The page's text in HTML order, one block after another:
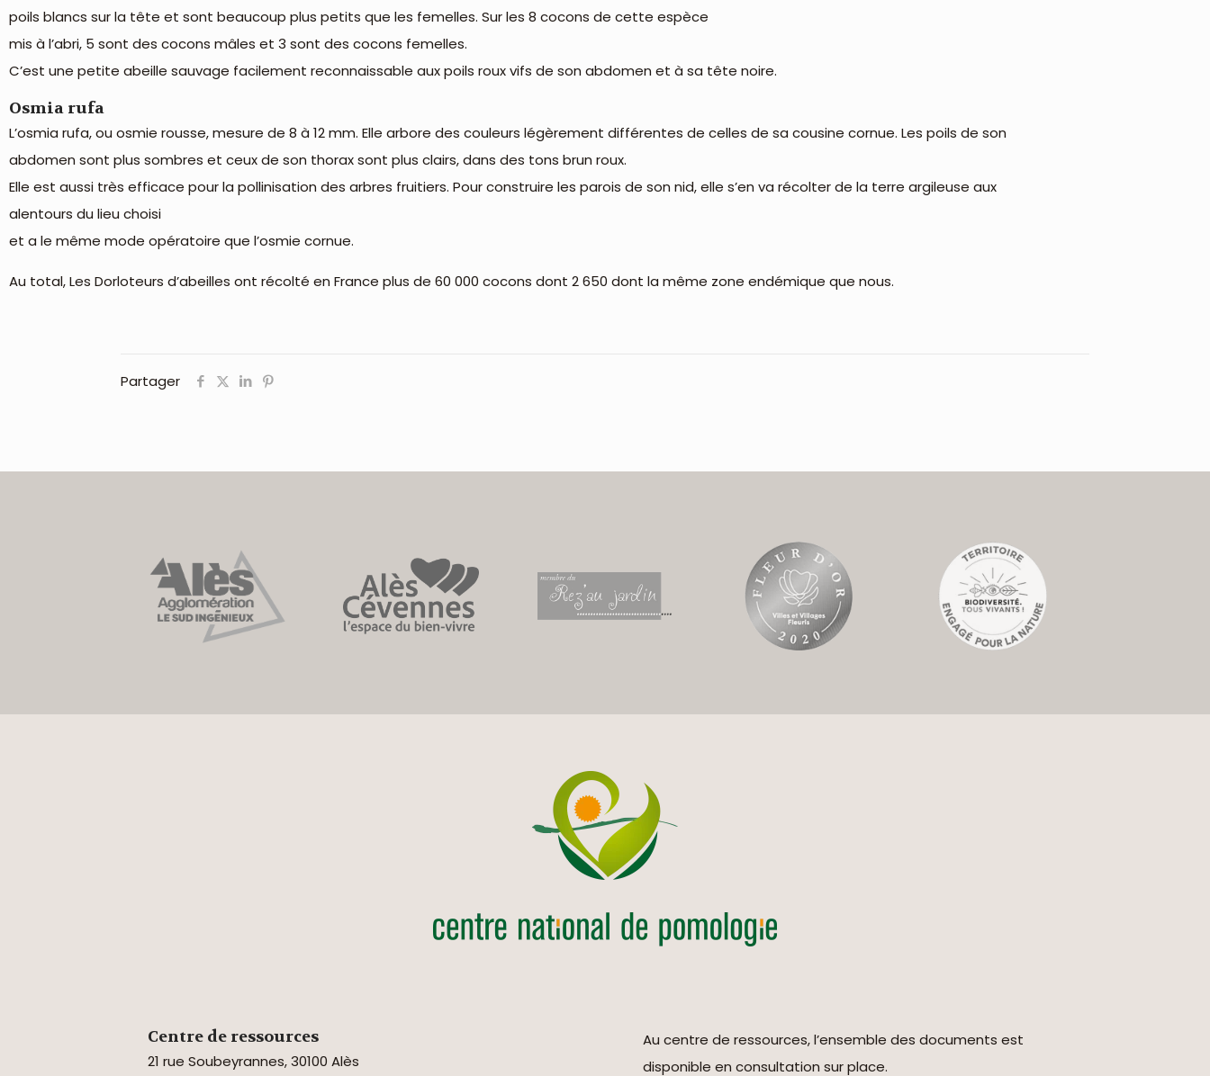
poils blancs sur la tête et sont beaucoup plus petits que les femelles. Sur les 8 cocons de cette espèce
mis à l’abri, 5 sont des cocons mâles et 3 sont des cocons femelles.
C’est une petite abeille sauvage facilement reconnaissable aux poils roux vifs de son abdomen et à sa tête noire.
Osmia rufa
L’osmia rufa, ou osmie rousse, mesure de 8 à 12 mm. Elle arbore des couleurs légèrement différentes de celles de sa cousine cornue. Les poils de son
abdomen sont plus sombres et ceux de son thorax sont plus clairs, dans des tons brun roux.
Elle est aussi très efficace pour la pollinisation des arbres fruitiers. Pour construire les parois de son nid, elle s’en va récolter de la terre argileuse aux
alentours du lieu choisi
et a le même mode opératoire que l’osmie cornue.
Au total, Les Dorloteurs d’abeilles ont récolté en France plus de 60 000 cocons dont 2 650 dont la même zone endémique que nous.
Partager
Centre de ressources
21 rue Soubeyrannes, 30100 Alès
Au centre de ressources, l’ensemble des documents est
disponible en consultation sur place.